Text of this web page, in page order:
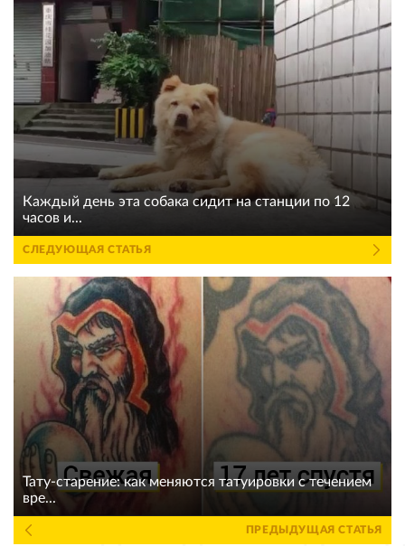
Каждый день эта собака сидит на станции по 12
часов и...
СЛЕДУЮЩАЯ СТАТЬЯ
Тату-старение: как меняются татуировки с течением
вре...
ПРЕДЫДУЩАЯ СТАТЬЯ